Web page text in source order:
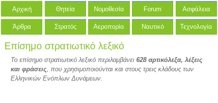
Αρχική Θητεία Νομοθεσία Forum Ασφάλεια
Άρθρα Στρατός Αεροπορία Ναυτικό Τεχνολογία
Επίσημο στρατιωτικό λεξικό
Το επίσημο στρατιωτικό λεξικό περιλαμβάνει 628 αρτικόλεξα, λέξεις
και φράσεις, που χρησιμοποιούνται και στους τρεις κλάδους των
Ελληνικών Ενόπλων Δυνάμεων.